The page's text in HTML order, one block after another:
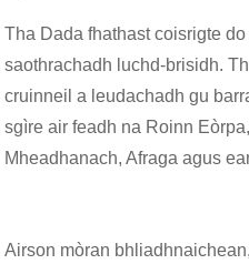
Tha Dada fhathast coisrigte
saothrachadh luchd-brisidh.
cruinneil a leudachadh gu
sgìre air feadh na Roinn
Mheadhanach, Afraga agus
Airson mòran